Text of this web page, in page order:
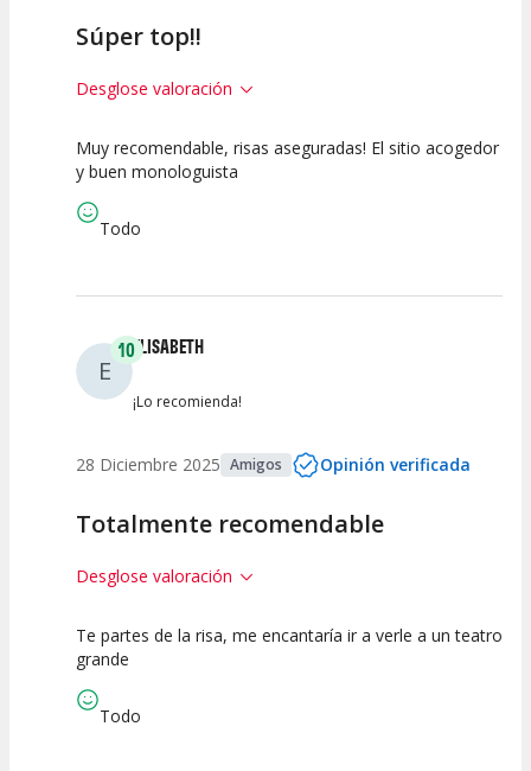
Súper top!!
Desglose valoración
10
Espectáculo
10 10
Muy recomendable, risas aseguradas! El sitio acogedor
y buen monologuista
Todo
E
10ELISABETH
¡Lo recomienda!
28 Diciembre 2025 Amigos Opinión verificada
Totalmente recomendable
Desglose valoración
10
Espectáculo
10 10
Te partes de la risa, me encantaría ir a verle a un teatro
grande
Todo